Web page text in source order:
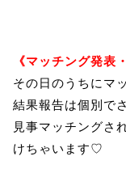
《マッチング発表
その日のうちにマ
結果報告は個別で
見事マッチングさ
けちゃいます♡